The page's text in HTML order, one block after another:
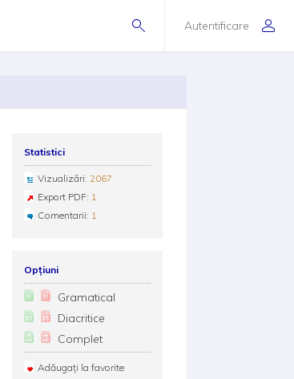
Autentificare
Statistici
Vizualizări: 2067
Export PDF: 1
Comentarii: 1
Opțiuni
Gramatical
Diacritice
Complet
Adăugați la favorite